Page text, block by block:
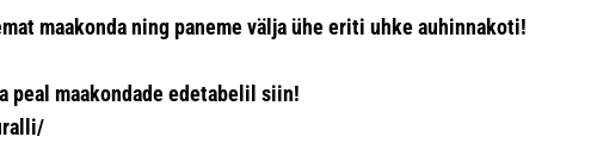
maakonda ning paneme välja ühe eriti uhke auhinnakoti!
peal maakondade edetabelil siin!